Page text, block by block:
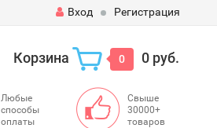
Вход Регистрация
Корзина 0 0 руб.
Любые
способы
оплаты
Свыше
30000+
товаров